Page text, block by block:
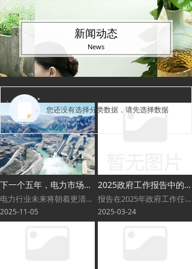
您还没有选择分类数据，请先选择数据
下一个五年，电力市场将迎更大变革！
电力行业未来将朝着更清洁、更坚韧、更智能的方向加速前行
2025-11-05
2025政府工作报告中的人工智能、数据要素解读
报告在2025年政府工作任务中，提出要因地制宜发展新质生产力，加快建设现代化产业体系。其中提到要培育壮大新兴产业、未来产业；推动传统产业改造提升；激发数字经济创新活力。
2025-03-24
新闻动态
News